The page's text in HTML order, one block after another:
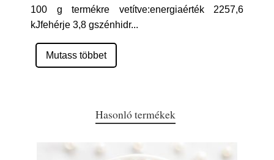
100 g termékre vetítve:energiaérték 2257,6
kJfehérje 3,8 gszénhidr...
Mutass többet
Hasonló termékek